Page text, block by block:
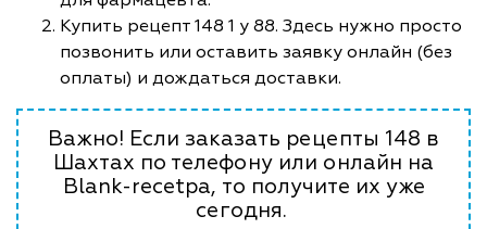
Купить рецепт 148 1 у 88. Здесь нужно просто
позвонить или оставить заявку онлайн (без
оплаты) и дождаться доставки.
Важно! Если заказать рецепты 148 в
Шахтах по телефону или онлайн на
Blank-recetpa, то получите их уже
сегодня.